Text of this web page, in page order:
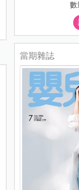
數
當期雜誌